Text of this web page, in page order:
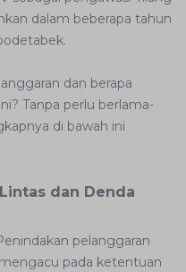
dalam beberapa tahun
dan berapa
Tanpa perlu berlama-
di bawah ini
dan Denda
pelanggaran
pada ketentuan